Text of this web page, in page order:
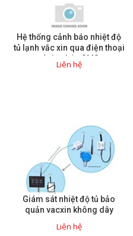
Hệ thống cảnh báo nhiệt độ
tủ lạnh vắc xin qua điện thoại
và tin nhắn SMS
Liên hệ
Giám sát nhiệt độ tủ bảo
quản vacxin không dây
Liên hệ